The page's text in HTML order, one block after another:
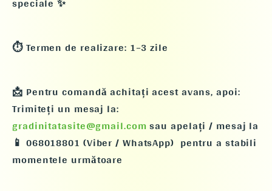
⏱️ Termen de realizare: 1–3 zile
📩 Pentru comandă achitați acest avans, apoi:
Trimiteți un mesaj la:
gradinitatasite@gmail.comsau apelați / mesaj la
📱 068018801 (Viber / WhatsApp) pentru a stabili
momentele următoare